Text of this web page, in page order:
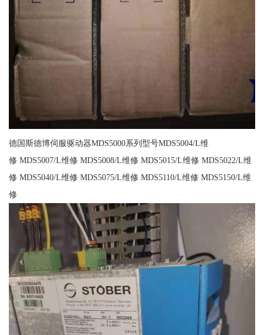
德国斯德博伺服驱动器MDS5000系列型号MDS5004/L维
修 MDS5007/L维修 MDS5008/L维修 MDS5015/L维修 MDS5022/L维
修 MDS5040/L维修 MDS5075/L维修 MDS5110/L维修 MDS5150/L维
修